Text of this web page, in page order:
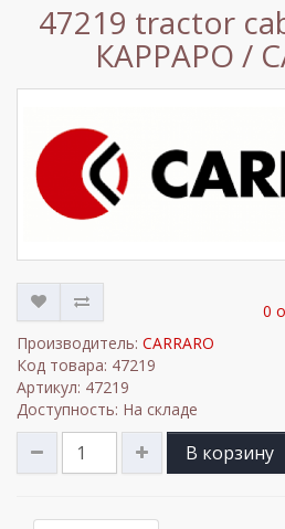
47219 tractor
КАРРАРО /
0
Производитель: CARRARO
Код товара: 47219
Артикул: 47219
Доступность: На складе
В корзину